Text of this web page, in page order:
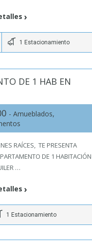
1 Estacionamiento
DE 1 HAB EN
- Amueblados,
RAÍCES, TE PRESENTA
DE 1 HABITACIÓN
…
1 Estacionamiento